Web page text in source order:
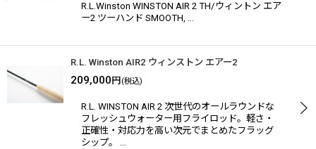
R.L.Winston WINSTON AIR 2 TH/ウィントン エア
ー2 ツーハンド SMOOTH, …
R.L. Winston AIR2 ウィンストン エアー2
209,000 円 (税込)
R.L. WINSTON AIR 2 次世代のオールラウンドな
フレッシュウォーター用フライロッド。軽さ・
正確性・対応力を高い次元でまとめたフラッグ
シップ。 …